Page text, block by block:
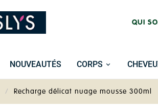
QUI
NOUVEAUTÉS CORPS
Recharge délicat nuage mousse 300ml